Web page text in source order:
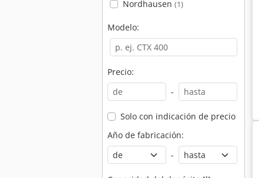
Nordhausen (1)
Modelo:
Precio:
-
Solo con indicación de precio
Año de fabricación:
-